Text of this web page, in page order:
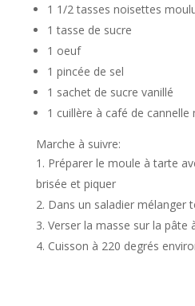
1 1/2 tasses noisettes
1 tasse de sucre
1 oeuf
1 pincée de sel
1 sachet de sucre vanillé
1 cuillère à café de cannelle
Marche à suivre:
Préparer le moule à tarte
brisée et piquer
Dans un saladier mélanger
Verser la masse sur la pâte
Cuisson à 220 degrés